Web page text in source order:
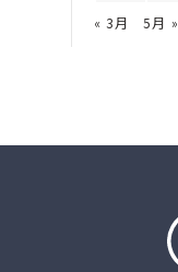
« 3月
5月 »